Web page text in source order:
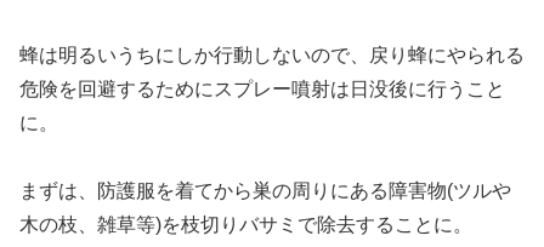
蜂は明るいうちにしか行動しないので、戻り蜂にやられる
危険を回避するためにスプレー噴射は日没後に行うこと
に。
まずは、防護服を着てから巣の周りにある障害物(ツルや
木の枝、雑草等)を枝切りバサミで除去することに。